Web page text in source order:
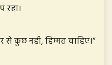
रहा।
से कुछ नही, हिम्मत चाहिए।”